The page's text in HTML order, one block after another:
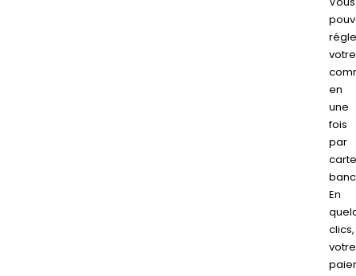
votre
en
une
fois
par
En
clics,
votre